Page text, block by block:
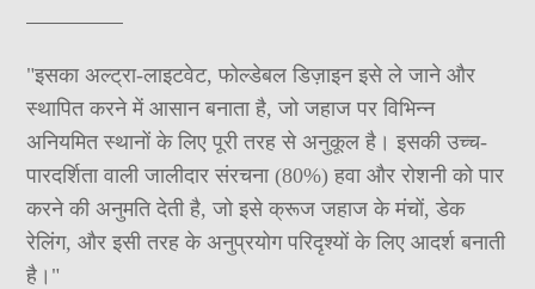
"इसका अल्ट्रा-लाइटवेट, फोल्डेबल डिज़ाइन इसे ले जाने और
स्थापित करने में आसान बनाता है, जो जहाज पर विभिन्न
अनियमित स्थानों के लिए पूरी तरह से अनुकूल है। इसकी उच्च-
पारदर्शिता वाली जालीदार संरचना (80%) हवा और रोशनी को पार
करने की अनुमति देती है, जो इसे क्रूज जहाज के मंचों, डेक
रेलिंग, और इसी तरह के अनुप्रयोग परिदृश्यों के लिए आदर्श बनाती
है।"